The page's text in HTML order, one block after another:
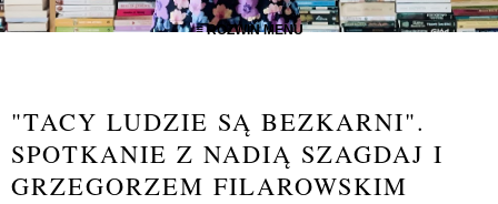
≡ ROZWIŃ MENU
"TACY LUDZIE SĄ BEZKARNI".
SPOTKANIE Z NADIĄ SZAGDAJ I
GRZEGORZEM FILAROWSKIM